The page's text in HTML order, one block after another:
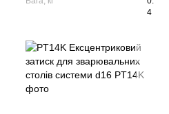
4